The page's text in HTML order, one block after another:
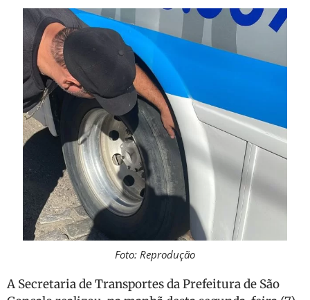
Foto: Reprodução
A Secretaria de Transportes da Prefeitura de São